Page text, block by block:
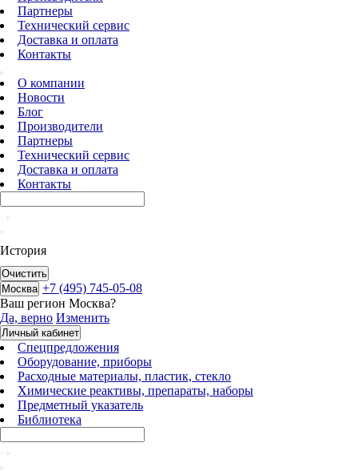
Партнеры
Технический сервис
Доставка и оплата
Контакты
О компании
Новости
Блог
Производители
Партнеры
Технический сервис
Доставка и оплата
Контакты
История
Очистить
Москва +7 (495) 745-05-08
Ваш регион Москва?
Да, верно Изменить
Личный кабинет
Спецпредложения
Оборудование, приборы
Расходные материалы, пластик, стекло
Химические реактивы, препараты, наборы
Предметный указатель
Библиотека